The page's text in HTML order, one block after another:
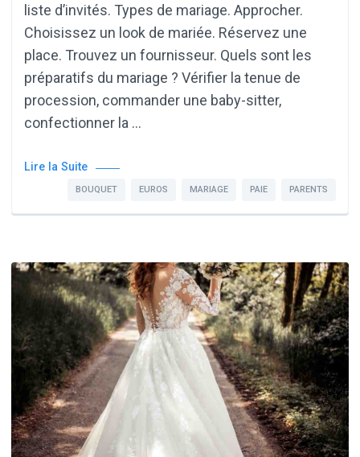
liste d’invités. Types de mariage. Approcher.
Choisissez un look de mariée. Réservez une
place. Trouvez un fournisseur. Quels sont les
préparatifs du mariage ? Vérifier la tenue de
procession, commander une baby-sitter,
confectionner la …
Lire la Suite
BOUQUET EUROS MARIAGE PAIE PARENTS